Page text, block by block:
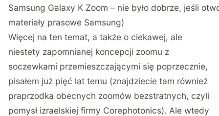
Samsung Galaxy K Zoom – nie było dobrze, jeśli
materiały prasowe Samsung)
Więcej na ten temat, a także o ciekawej, ale
niestety zapomnianej koncepcji zoomu z
soczewkami przemieszczającymi się poprzecznie,
pisałem już pięć lat temu (znajdziecie tam również
praprzodka obecnych zoomów bezstratnych, czyli
pomysł izraelskiej firmy Corephotonics). Ale wtedy